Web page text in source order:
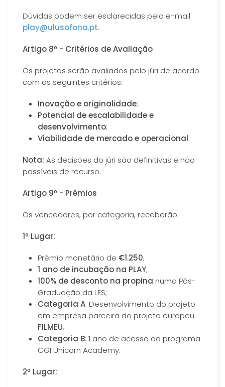
Dúvidas podem ser esclarecidas pelo e-mail
play@ulusofona.pt.
Artigo 8º - Critérios de Avaliação
Os projetos serão avaliados pelo júri de acordo
com os seguintes critérios:
Inovação e originalidade;
Potencial de escalabilidade e
desenvolvimento;
Viabilidade de mercado e operacional.
Nota: As decisões do júri são definitivas e não
passíveis de recurso.
Artigo 9º - Prémios
Os vencedores, por categoria, receberão:
1º Lugar:
Prémio monetário de €1.250;
1 ano de incubação na PLAY;
100% de desconto na propina numa Pós-
Graduação da LES;
Categoria A: Desenvolvimento do projeto
em empresa parceira do projeto europeu
FILMEU;
Categoria B: 1 ano de acesso ao programa
CGI Unicorn Academy.
2º Lugar: